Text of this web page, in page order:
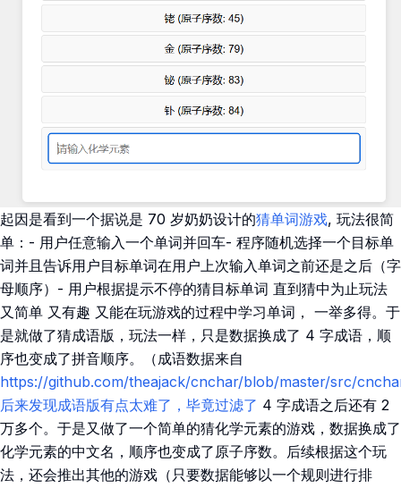
起因是看到一个据说是 70 岁奶奶设计的猜单词游戏, 玩法很简
单：- 用户任意输入一个单词并回车- 程序随机选择一个目标单
词并且告诉用户目标单词在用户上次输入单词之前还是之后（字
母顺序）- 用户根据提示不停的猜目标单词 直到猜中为止玩法
又简单 又有趣 又能在玩游戏的过程中学习单词， 一举多得。于
是就做了猜成语版，玩法一样，只是数据换成了 4 字成语，顺
序也变成了拼音顺序。（成语数据来自
https://github.com/theajack/cnchar/blob/master/src/
后来发现成语版有点太难了，毕竟过滤了 4 字成语之后还有 2
万多个。于是又做了一个简单的猜化学元素的游戏，数据换成了
化学元素的中文名，顺序也变成了原子序数。后续根据这个玩
法，还会推出其他的游戏（只要数据能够以一个规则进行排